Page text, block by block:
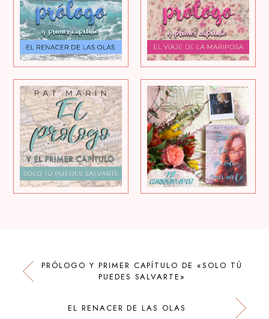
PRÓLOGO Y PRIMER CAPÍTULO DE «SOLO TÚ
PUEDES SALVARTE»
EL RENACER DE LAS OLAS